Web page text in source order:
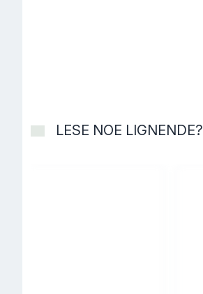
LESE NOE LIGNENDE?